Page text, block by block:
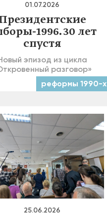
01.07.2026
1996. 30 лет
спустя
эпизод из цикла
разговор»
реформы 1990-х
25.06.2026